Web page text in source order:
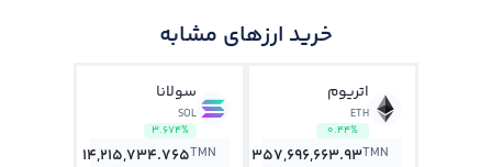
خرید ارزهای مشابه
اتریوم
ETH
0.44%
357,696,663.93TMN
سولانا
SOL
3.674%
14,215,734.765TMN